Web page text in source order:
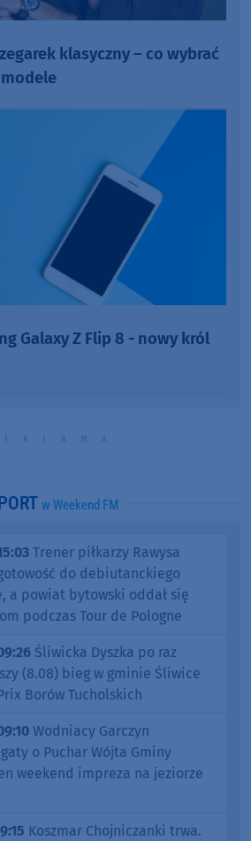
klasyczny – co wybrać
modele
Galaxy Z Flip 8 - nowy król
w Weekend FM
Trener piłkarzy Rawysa
do debiutanckiego
a powiat bytowski oddał się
podczas Tour de Pologne
Śliwicka Dyszka po raz
(8.08) bieg w gminie Śliwice
Borów Tucholskich
Wodniacy Garczyn
o Puchar Wójta Gminy
weekend impreza na jeziorze
Koszmar Chojniczanki trwa.